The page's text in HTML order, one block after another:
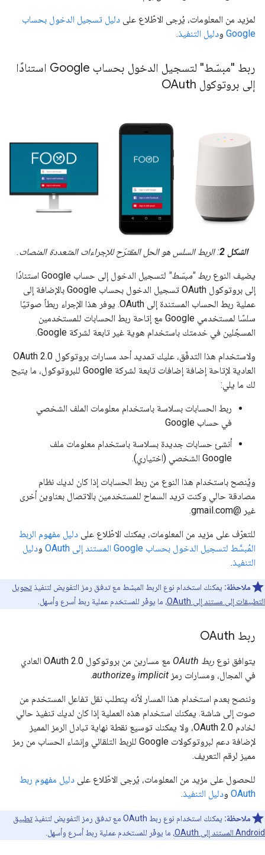
لمزيد من المعلومات، يُرجى الاطّلاع على دليل تسجيل الدخول بحساب
Google ودليل التنفيذ.
ربط "مبسّط" لتسجيل الدخول بحساب Google استنادًا
إلى بروتوكول OAuth
الشكل 2 : الربط السلس هو الحل المقترَح للإجراءات المتعددة المنصات.
يضيف النوع ربط "مبسّط"
لتسجيل الدخول إلى حساب Google استنادًا
إلى بروتوكول OAuth تسجيل الدخول بحساب Google بالإضافة إلى
عملية ربط الحساب المستندة إلى OAuth. يوفر هذا الإجراء ربطاً صوتيًا
سلسًا لمستخدمي Google مع إتاحة ربط الحسابات للمستخدمين
المسجّلين في خدمتك باستخدام هوية غير تابعة لشركة Google.
ولاستخدام هذا التدفّق، عليك تمديد أحد مسارات بروتوكول OAuth 2.0
العادية لإتاحة إضافة إضافات تابعة لشركة Google للبروتوكول، ما يتيح
لك ما يلي:
ربط الحسابات بسلاسة باستخدام معلومات الملف الشخصي
في حساب Google
أنشئ حسابات جديدة بسلاسة باستخدام معلومات ملف
Google الشخصي (اختياري).
ويُنصح باستخدام هذا النوع من ربط الحسابات إذا كان لديك نظام
مصادقة حالي وكنت تريد السماح للمستخدمين بالاتصال بعناوين أخرى
غير @gmail.com.
للتعرّف على مزيد من المعلومات، يمكنك الاطّلاع على دليل مفهوم الربط
المُبسَّط لتسجيل الدخول بحساب Google المستند إلى OAuth
ودليل
التنفيذ.
ملاحظة: يمكنك استخدام نوع الربط المبسّط مع تدفق رمز التفويض لتنفيذ تحويل
التطبيقات إلى مستند إلى OAuth
، ما يوفّر للمستخدم عملية ربط أسرع وأسهل.
ربط OAuth
يتوافق نوع ربط OAuth
مع مسارين من بروتوكول OAuth 2.0 العادي
في المجال، ومسارات رمز implicit وauthorize
.
وننصح بعدم استخدام هذا المسار لأنه يتطلب نقل تفاعل المستخدم من
صوت إلى شاشة. يمكنك استخدام هذه العملية إذا كان لديك تنفيذ حالي
لخادم OAuth 2.0، ولا يمكنك توسيع نقطة نهاية تبادل الرمز المميز
لإضافة دعم لبروتوكولات Google للربط التلقائي وإنشاء الحساب من رمز
مميز لرقم التعريف.
للحصول على مزيد من المعلومات، يُرجى الاطّلاع على دليل مفهوم ربط
OAuth ودليل التنفيذ.
ملاحظة: يمكنك استخدام نوع ربط OAuth مع تدفق رمز التفويض لتنفيذ
تطبيق
Android المستند إلى OAuth
، ما يوفّر للمستخدم عملية ربط أسرع وأسهل.